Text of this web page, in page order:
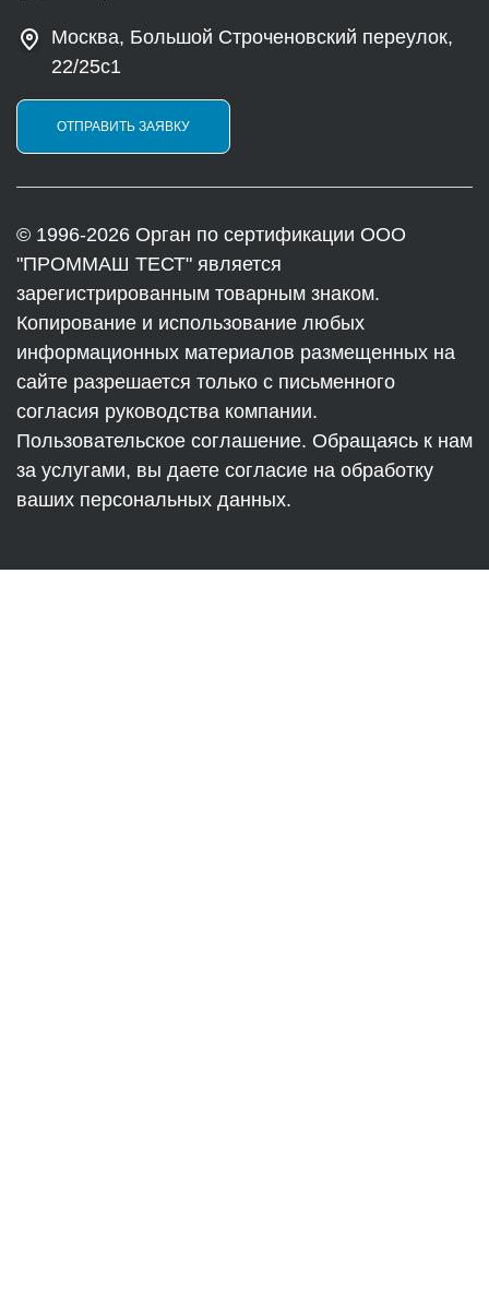
Москва, Большой Строченовский переулок,
22/25с1
ОТПРАВИТЬ ЗАЯВКУ
© 1996-2026 Орган по сертификации ООО
"ПРОММАШ ТЕСТ" является
зарегистрированным товарным знаком.
Копирование и использование любых
информационных материалов размещенных на
сайте разрешается только с письменного
согласия руководства компании.
Пользовательское соглашение. Обращаясь к нам
за услугами, вы даете согласие на обработку
ваших персональных данных.